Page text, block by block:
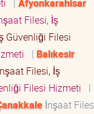
| Afyonkarahisar
Filesi, İş
Güvenliği Filesi
| Balıkesir
Filesi, İş
Filesi Hizmeti
|
İnşaat